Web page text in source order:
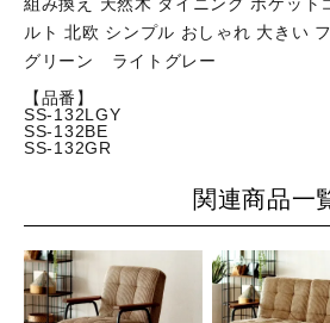
組み換え 天然木 ダイニング ポケット
ルト 北欧 シンプル おしゃれ 大きい
グリーン ライトグレー
【品番】
SS-132LGY
SS-132BE
SS-132GR
関連商品一